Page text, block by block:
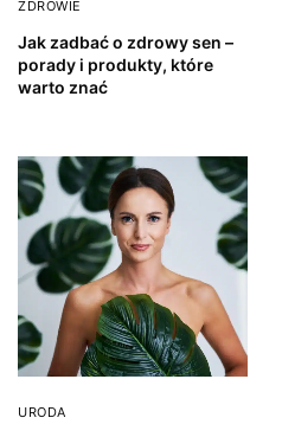
ZDROWIE
Jak zadbać o zdrowy sen –
porady i produkty, które
warto znać
URODA